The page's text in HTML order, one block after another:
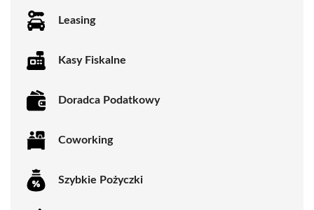
Leasing
Kasy Fiskalne
Doradca Podatkowy
Coworking
Szybkie Pożyczki